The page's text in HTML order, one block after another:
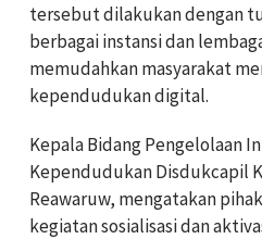
tersebut dilakukan dengan
berbagai instansi dan
memudahkan masyarakat
kependudukan digital.
Kepala Bidang Pengelolaan
Kependudukan Disdukcapil
Reawaruw, mengatakan
kegiatan sosialisasi dan